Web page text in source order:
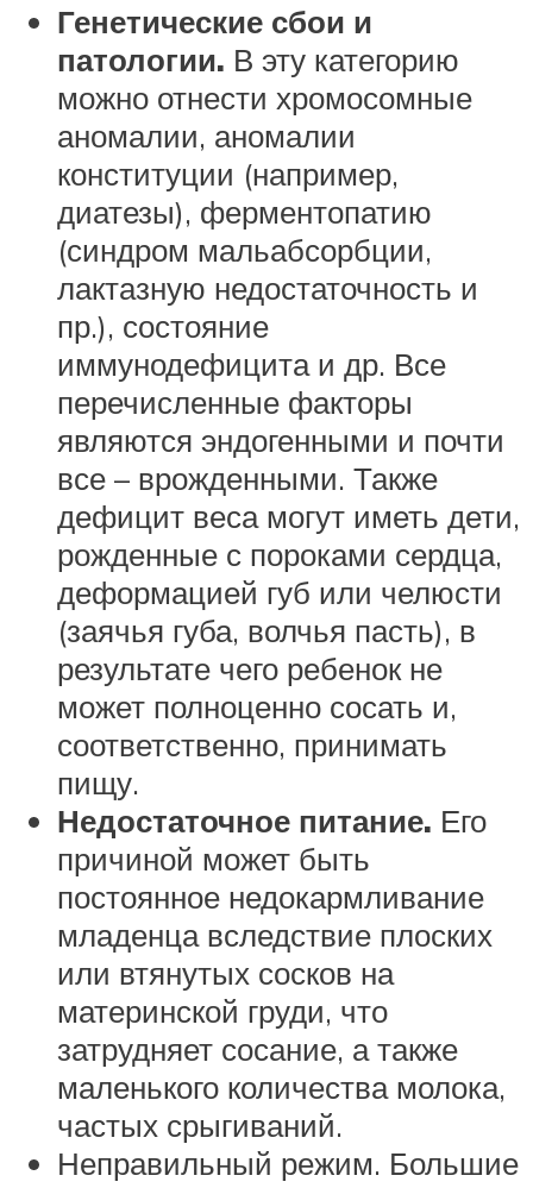
Генетические сбои и
патологии. В эту категорию
можно отнести хромосомные
аномалии, аномалии
конституции (например,
диатезы), ферментопатию
(синдром мальабсорбции,
лактазную недостаточность и
пр.), состояние
иммунодефицита и др. Все
перечисленные факторы
являются эндогенными и почти
все – врожденными. Также
дефицит веса могут иметь дети,
рожденные с пороками сердца,
деформацией губ или челюсти
(заячья губа, волчья пасть), в
результате чего ребенок не
может полноценно сосать и,
соответственно, принимать
пищу.
Недостаточное питание. Его
причиной может быть
постоянное недокармливание
младенца вследствие плоских
или втянутых сосков на
материнской груди, что
затрудняет сосание, а также
маленького количества молока,
частых срыгиваний.
Неправильный режим. Большие